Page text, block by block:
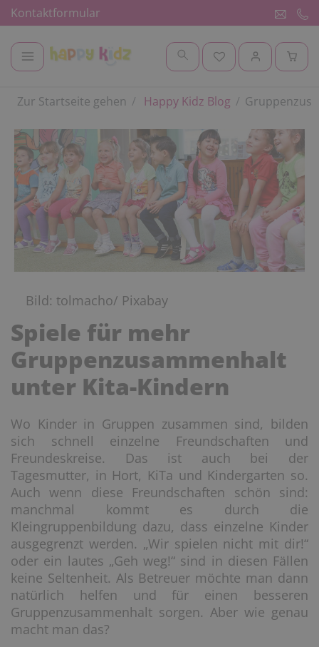
Kontaktformular
Zur Startseite gehen Happy Kidz Blog
Bild: tolmacho/ Pixabay
Spiele für mehr
Gruppenzusammenhalt
unter Kita-Kindern
Wo Kinder in Gruppen zusammen sind, bilden
sich schnell einzelne Freundschaften und
Freundeskreise. Das ist auch bei der
Tagesmutter, in Hort, KiTa und Kindergarten so.
Auch wenn diese Freundschaften schön sind:
manchmal kommt es durch die
Kleingruppenbildung dazu, dass einzelne Kinder
ausgegrenzt werden. „Wir spielen nicht mit dir!“
oder ein lautes „Geh weg!“ sind in diesen Fällen
keine Seltenheit. Als Betreuer möchte man dann
natürlich helfen und für einen besseren
Gruppenzusammenhalt sorgen. Aber wie genau
macht man das?